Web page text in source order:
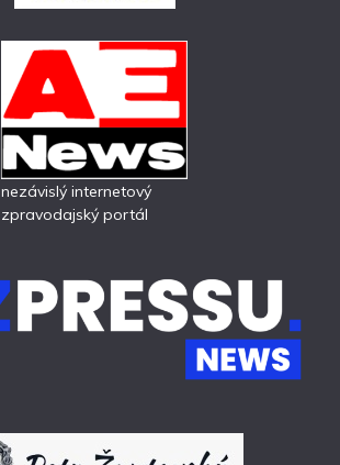
nezávislý internetový
zpravodajský portál